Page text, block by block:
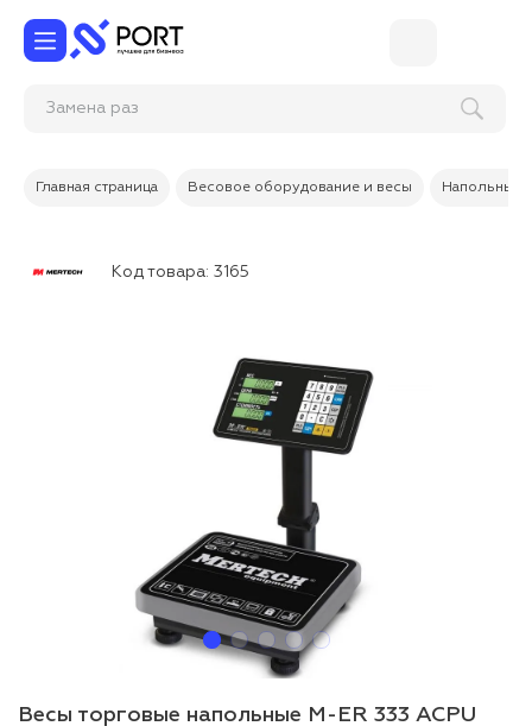
Замен
Главная страница Весовое оборудование и весы Напольные
Код товара: 3165
Весы торговые напольные M-ER 333 ACPU